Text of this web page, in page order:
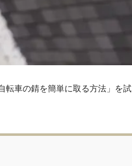
転車の錆を簡単に取る方法」を試